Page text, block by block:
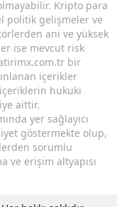
Kripto para
politik gelişmeler ve
ani ve yüksek
ise mevcut risk
bir
içerikler
hukuki
aittir.
yer sağlayıcı
göstermekte olup,
sorumlu
ve erişim altyapısı